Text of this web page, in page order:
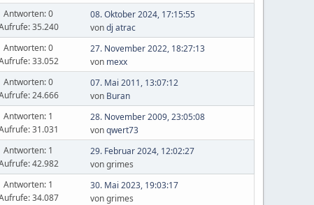
Antworten: 0
35.240
08. Oktober 2024, 17:15:55
vondj atrac
Antworten: 0
33.052
27. November 2022, 18:27:13
von mexx
Antworten: 0
24.666
07. Mai 2011, 13:07:12
von Buran
Antworten: 1
31.031
28. November 2009, 23:05:08
vonqwert73
Antworten: 1
42.982
29. Februar 2024, 12:02:27
von grimes
Antworten: 1
34.087
30. Mai 2023, 19:03:17
von grimes